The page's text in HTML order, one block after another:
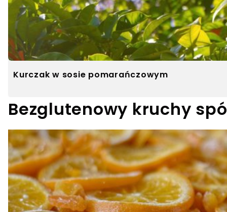
Kurczak w sosie pomarańczowym
Bezglutenowy kruchy